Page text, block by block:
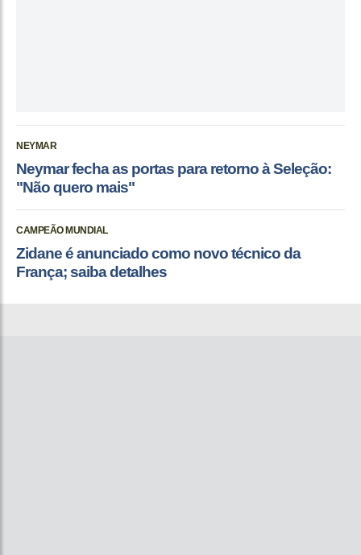
NEYMAR
Neymar fecha as portas para retorno à Seleção:
"Não quero mais"
CAMPEÃO MUNDIAL
Zidane é anunciado como novo técnico da
França; saiba detalhes